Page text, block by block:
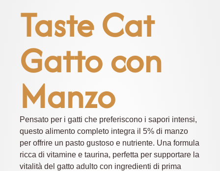
Taste Cat
Gatto con
Manzo
Pensato per i gatti che preferiscono i sapori intensi,
questo alimento completo integra il 5% di manzo
per offrire un pasto gustoso e nutriente. Una formula
ricca di vitamine e taurina, perfetta per supportare la
vitalità del gatto adulto con ingredienti di prima